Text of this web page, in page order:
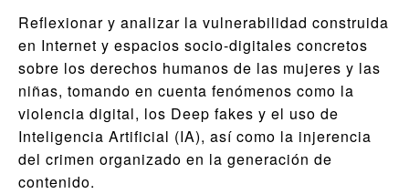
Reflexionar y analizar la vulnerabilidad construida
en Internet y espacios socio-digitales concretos
sobre los derechos humanos de las mujeres y las
niñas, tomando en cuenta fenómenos como la
violencia digital, los Deep fakes y el uso de
Inteligencia Artificial (IA), así como la injerencia
del crimen organizado en la generación de
contenido.